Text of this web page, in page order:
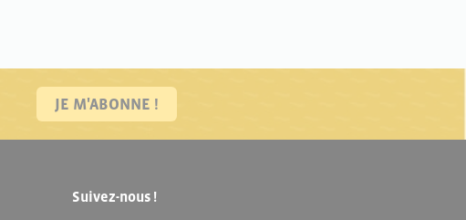
JE M'ABONNE !
Suivez-nous !